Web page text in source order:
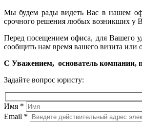
Мы будем рады видеть Вас в нашем
срочного решения любых возникших у
Перед посещением офиса, для Вашего
сообщить нам время вашего визита или
С Уважением, основатель компании,
Задайте вопрос юристу:
Имя *
Email *